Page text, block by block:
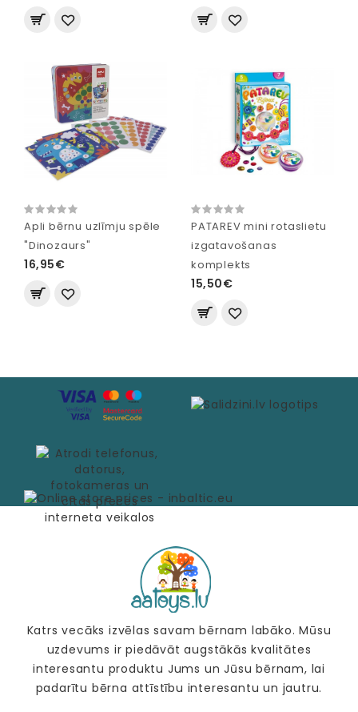
Apli bērnu uzlīmju spēle
"Dinozaurs"
16,95€
PATAREV mini rotaslietu
izgatavošanas
komplekts
15,50€
Katrs vecāks izvēlas savam bērnam labāko. Mūsu
uzdevums ir piedāvāt augstākās kvalitātes
interesantu produktu Jums un Jūsu bērnam, lai
padarītu bērna attīstību interesantu un jautru.